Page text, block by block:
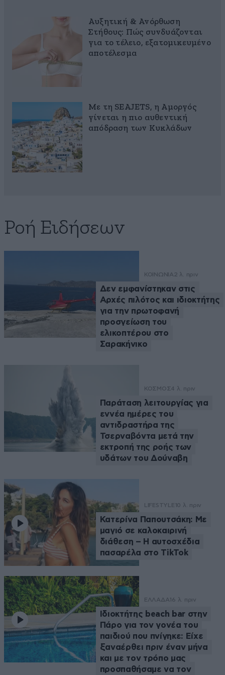
Αυξητική & Ανόρθωση
Στήθους: Πώς συνδυάζονται
για το τέλειο, εξατομικευμένο
αποτέλεσμα
Με τη SEAJETS, η Αμοργός
γίνεται η πιο αυθεντική
απόδραση των Κυκλάδων
Ροή Ειδήσεων
ΚΟΙΝΩΝΙΑ2 λ. πριν
Δεν εμφανίστηκαν στις
Αρχές πιλότος και ιδιοκτήτης
για την πρωτοφανή
προσγείωση του
ελικοπτέρου στο
Σαρακήνικο
ΚΟΣΜΟΣ4 λ. πριν
Παράταση λειτουργίας για
εννέα ημέρες του
αντιδραστήρα της
Τσερναβόντα μετά την
εκτροπή της ροής των
υδάτων του Δούναβη
LIFESTYLE 10 λ. πριν
Κατερίνα Παπουτσάκη: Με
μαγιό σε καλοκαιρινή
διάθεση – Η αυτοσχέδια
πασαρέλα στο TikTok
ΕΛΛΑΔΑ 16 λ. πριν
Ιδιοκτήτης beach bar στην
Πάρο για τον γονέα του
παιδιού που πνίγηκε: Είχε
ξαναέρθει πριν έναν μήνα
και με τον τρόπο μας
προσπαθήσαμε να τον